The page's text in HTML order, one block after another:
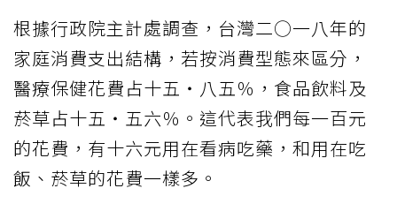
根據行政院主計處調查，台灣二○一八年的
家庭消費支出結構，若按消費型態來區分，
醫療保健花費占十五‧八五％，食品飲料及
菸草占十五‧五六％。這代表我們每一百元
的花費，有十六元用在看病吃藥，和用在吃
飯、菸草的花費一樣多。